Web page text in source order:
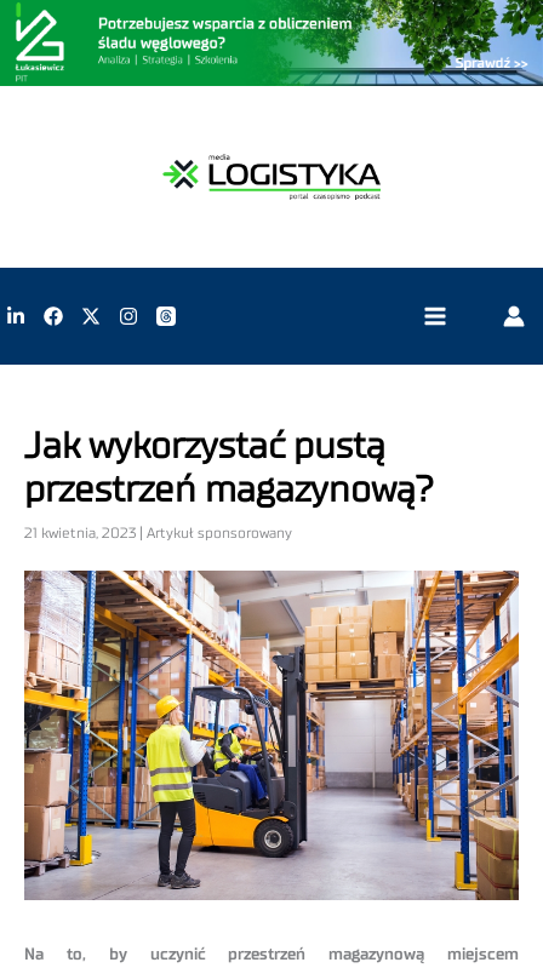
Jak wykorzystać pustą
przestrzeń magazynową?
21 kwietnia, 2023 | Artykuł sponsorowany
Na to, by uczynić przestrzeń magazynową miejscem